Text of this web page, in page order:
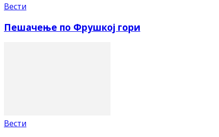
Вести
Пешачење по Фрушкој гори
Вести